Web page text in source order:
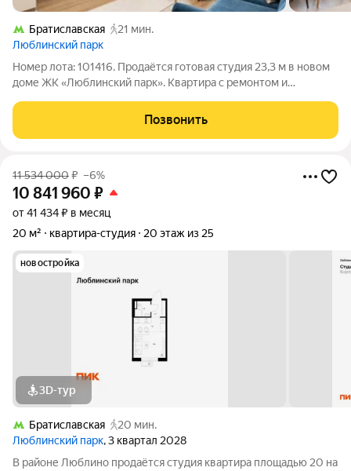
Братиславская
21 мин.
Люблинский парк
Номер лота: 101416. Продаётся готовая студия 23,3 м в новом
доме ЖК «Люблинский парк». Квартира с ремонтом и
время на ремонт. После сделки можно сразу заехать самому
или быстро подготовить
Позвонить
11 534 000₽ –6%
10 841 960 ₽
от 41 434 ₽ в месяц
20 м²
квартира-студия 20 этаж из 25
новостройка
3D-тур
Братиславская
20 мин.
Люблинский парк, 3 квартал 2028
В районе Люблино продаётся студия квартира площадью 20 на